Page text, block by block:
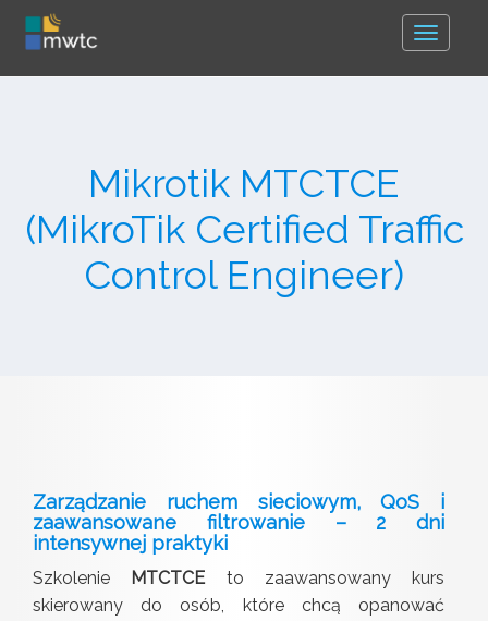
Toggle
Mikrotik MTCTCE
(MikroTik Certified Traffic
Control Engineer)
Zarządzanie ruchem sieciowym, QoS i
zaawansowane filtrowanie – 2 dni
intensywnej praktyki
Szkolenie MTCTCEto zaawansowany kurs
skierowany do osób, które chcą opanować